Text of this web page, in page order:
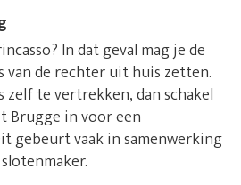
In dat geval mag je de
van de rechter uit huis zetten.
te vertrekken, dan schakel
Brugge in voor een
gebeurt vaak in samenwerking